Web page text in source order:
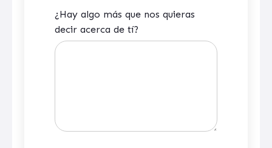
¿Hay algo más que nos quieras
decir acerca de tí?